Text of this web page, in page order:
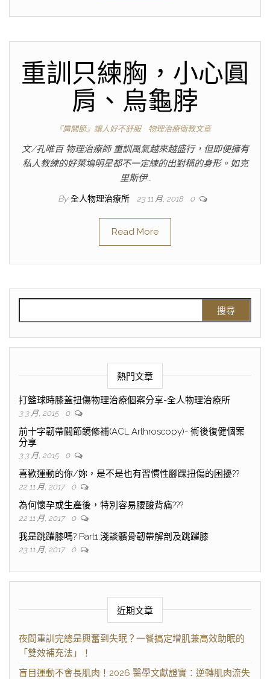
重訓只練胸，小心圓
肩、烏龜脖
『肩關節』讓人好不舒服 物理治療衛教文章
文/孔唯百 物理治療師 重訓風氣越來越盛行，但即便擁有
私人教練的好萊塢明星都不一定練的出對稱的身形。如克
里斯伊…
By 全人物理治療所 23 11 月, 2018 0
Read More
熱門文章
打籃球時膝蓋扭傷物理治療個案分享-全人物理治療所
3 3 月, 2015 0
前十字韌帶關節鏡修補(ACL Arthroscopy)- 術後復健個案
分享
3 3 月, 2015 0
喜歡運動的你/妳，是不是也有習慣性腳踝扭傷的困擾??
22 11 月, 2017 0
為何懷孕或生產後，特別容易腰酸背痛???
22 11 月, 2017 0
我是跳躍膝嗎? Part1:淺談髕骨韌帶解剖及跳躍膝
23 11 月, 2017 0
近期文章
夜間重訓完總是興奮到失眠？一餐搞定增肌兼高效助眠的
「雙效補充法」！
盲目運動不會長肌肉！2026 醫學文獻證實：逆轉肌肉流失